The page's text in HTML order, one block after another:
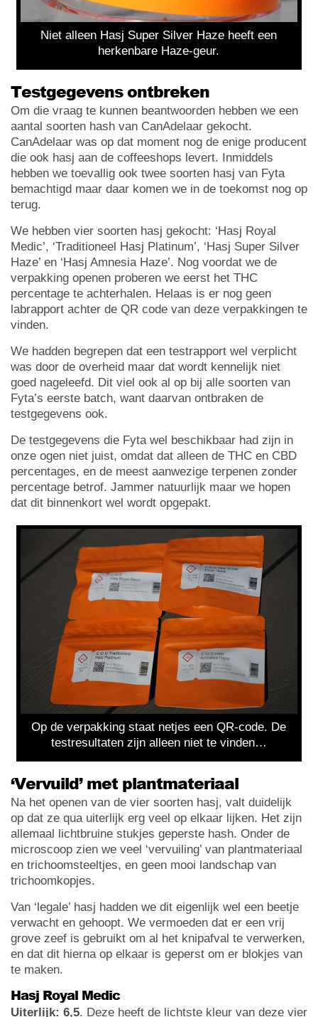
Niet alleen Hasj Super Silver Haze heeft een
herkenbare Haze-geur.
Testgegevens ontbreken
Om die vraag te kunnen beantwoorden hebben we een
aantal soorten hash van CanAdelaar gekocht.
CanAdelaar was op dat moment nog de enige producent
die ook hasj aan de coffeeshops levert. Inmiddels
hebben we toevallig ook twee soorten hasj van Fyta
bemachtigd maar daar komen we in de toekomst nog op
terug.
We hebben vier soorten hasj gekocht: ‘Hasj Royal
Medic’, ‘Traditioneel Hasj Platinum’, ‘Hasj Super Silver
Haze’ en ‘Hasj Amnesia Haze’. Nog voordat we de
verpakking openen proberen we eerst het THC
percentage te achterhalen. Helaas is er nog geen
labrapport achter de QR code van deze verpakkingen te
vinden.
We hadden begrepen dat een testrapport wel verplicht
was door de overheid maar dat wordt kennelijk niet
goed nageleefd. Dit viel ook al op bij alle soorten van
Fyta’s eerste batch, want daarvan ontbraken de
testgegevens ook.
De testgegevens die Fyta wel beschikbaar had zijn in
onze ogen niet juist, omdat dat alleen de THC en CBD
percentages, en de meest aanwezige terpenen zonder
percentage betrof. Jammer natuurlijk maar we hopen
dat dit binnenkort wel wordt opgepakt.
Op de verpakking staat netjes een QR-code. De
testresultaten zijn alleen niet te vinden…
‘Vervuild’ met plantmateriaal
Na het openen van de vier soorten hasj, valt duidelijk
op dat ze qua uiterlijk erg veel op elkaar lijken. Het zijn
allemaal lichtbruine stukjes geperste hash. Onder de
microscoop zien we veel ‘vervuiling’ van plantmateriaal
en trichoomsteeltjes, en geen mooi landschap van
trichoomkopjes.
Van ‘legale’ hasj hadden we dit eigenlijk wel een beetje
verwacht en gehoopt. We vermoeden dat er een vrij
grove zeef is gebruikt om al het knipafval te verwerken,
en dat dit hierna op elkaar is geperst om er blokjes van
te maken.
Hasj Royal Medic
Uiterlijk: 6,5. Deze heeft de lichtste kleur van deze vier